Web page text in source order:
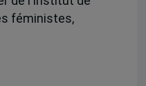
féministes,